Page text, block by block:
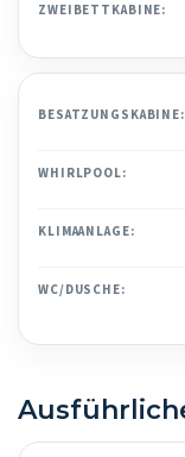
ZWEIBETTKABINE:
BESATZUNGSKABINE:
WHIRLPOOL:
KLIMAANLAGE:
WC/DUSCHE: